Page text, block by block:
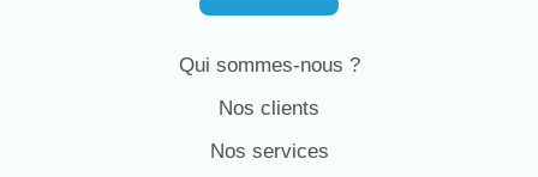
Qui sommes-nous ?
Nos clients
Nos services